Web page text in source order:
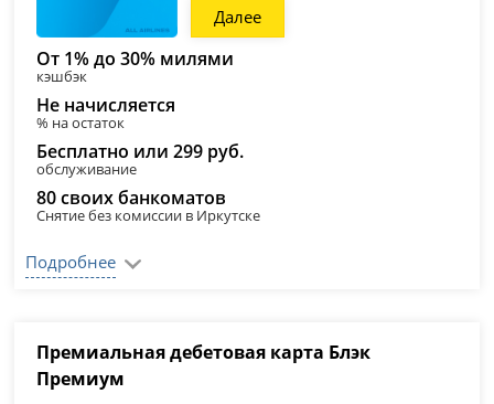
Далее
От 1% до 30% милями
кэшбэк
Не начисляется
% на остаток
Бесплатно или 299 руб.
обслуживание
80 своих банкоматов
Снятие без комиссии в Иркутске
Подробнее
Премиальная дебетовая карта Блэк
Премиум